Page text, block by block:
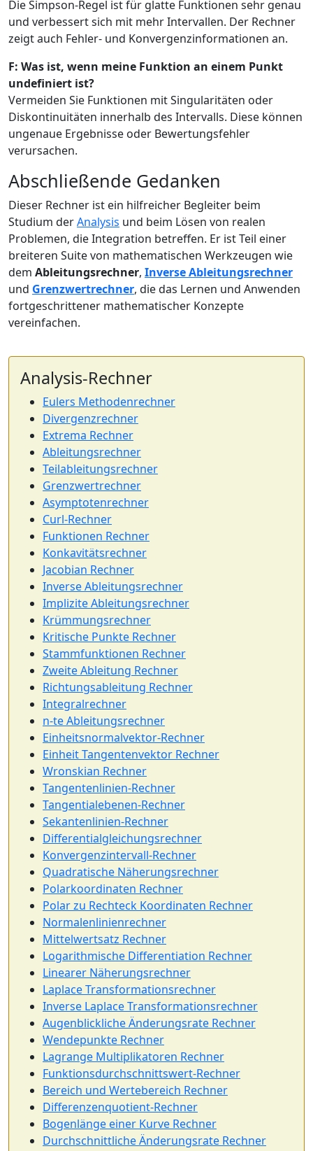
Die Simpson-Regel ist für glatte Funktionen sehr genau
und verbessert sich mit mehr Intervallen. Der Rechner
zeigt auch Fehler- und Konvergenzinformationen an.
F: Was ist, wenn meine Funktion an einem Punkt
undefiniert ist?
Vermeiden Sie Funktionen mit Singularitäten oder
Diskontinuitäten innerhalb des Intervalls. Diese können
ungenaue Ergebnisse oder Bewertungsfehler
verursachen.
Abschließende Gedanken
Dieser Rechner ist ein hilfreicher Begleiter beim
Studium derAnalysis und beim Lösen von realen
Problemen, die Integration betreffen. Er ist Teil einer
breiteren Suite von mathematischen Werkzeugen wie
dem Ableitungsrechner, Inverse Ableitungsrechner
und Grenzwertrechner, die das Lernen und Anwenden
fortgeschrittener mathematischer Konzepte
vereinfachen.
Analysis-Rechner
Eulers Methodenrechner
Divergenzrechner
Extrema Rechner
Ableitungsrechner
Teilableitungsrechner
Grenzwertrechner
Asymptotenrechner
Curl-Rechner
Funktionen Rechner
Konkavitätsrechner
Jacobian Rechner
Inverse Ableitungsrechner
Implizite Ableitungsrechner
Krümmungsrechner
Kritische Punkte Rechner
Stammfunktionen Rechner
Zweite Ableitung Rechner
Richtungsableitung Rechner
Integralrechner
n-te Ableitungsrechner
Einheitsnormalvektor-Rechner
Einheit Tangentenvektor Rechner
Wronskian Rechner
Tangentenlinien-Rechner
Tangentialebenen-Rechner
Sekantenlinien-Rechner
Differentialgleichungsrechner
Konvergenzintervall-Rechner
Quadratische Näherungsrechner
Polarkoordinaten Rechner
Polar zu Rechteck Koordinaten Rechner
Normalenlinienrechner
Mittelwertsatz Rechner
Logarithmische Differentiation Rechner
Linearer Näherungsrechner
Laplace Transformationsrechner
Inverse Laplace Transformationsrechner
Augenblickliche Änderungsrate Rechner
Wendepunkte Rechner
Lagrange Multiplikatoren Rechner
Funktionsdurchschnittswert-Rechner
Bereich und Wertebereich Rechner
Differenzenquotient-Rechner
Bogenlänge einer Kurve Rechner
Durchschnittliche Änderungsrate Rechner